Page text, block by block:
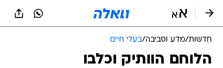
חדשות/מדע וסביבה/בעלי חיים
הלוחם הוותיק וכלבו